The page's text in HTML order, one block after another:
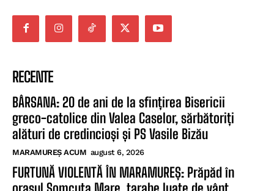
RECENTE
BÂRSANA: 20 de ani de la sfințirea Bisericii
greco-catolice din Valea Caselor, sărbătoriți
alături de credincioși și PS Vasile Bizău
MARAMUREȘ ACUM august 6, 2026
FURTUNĂ VIOLENTĂ ÎN MARAMUREȘ: Prăpăd în